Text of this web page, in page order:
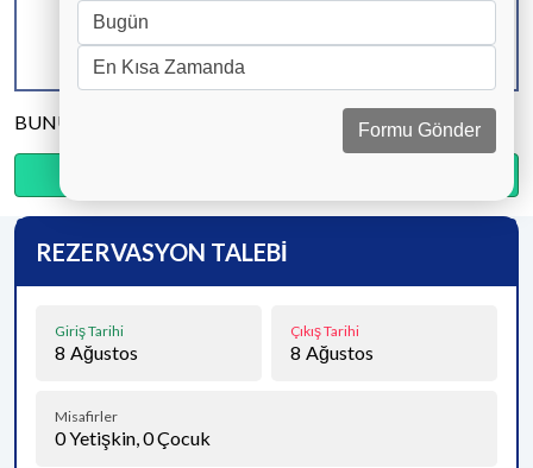
KAPASİTE
2 KİŞİ
BANYO & WC
1 ADET
YATAK ODASI
BUNU PAYLAŞ
REZERVASYON TALEBİ
Giriş Tarihi
8 Ağustos
Çıkış Tarihi
8 Ağustos
Misafirler
0Yetişkin,0Çocuk
Formu Gönder